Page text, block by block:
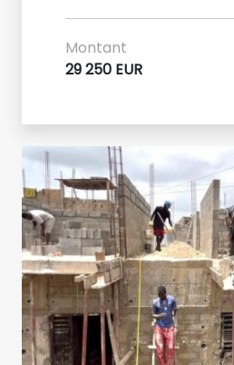
Montant
29 250 EUR